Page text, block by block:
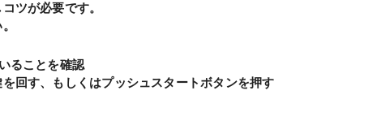
ツが必要です。
ることを確認
を回す、もしくはプッシュスタートボタンを押す